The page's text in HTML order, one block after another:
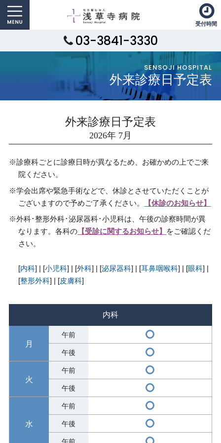
受付時間
03-3841-3330
SENSOJI HOSPITAL
外来診療日予定表
外来診療日予定表
2026年 7月
※診療科ごとに診療日時が異なるため、お確かめの上でご来
院ください。
※学会出席や緊急手術などで、休診とさせていただくことが
ございますので予めご了承ください。
【休診のお知らせ】
※外科･整形外科･泌尿器科･小児科は、午後の診察時間が異
なります。各科の 【受診に関するお知らせ】 をご確認くだ
さい。
[内科] | [小児科] | [外科] | [泌尿器科] | [耳鼻咽喉科] | [眼科] |
[整形外科] | [皮膚科]
内科